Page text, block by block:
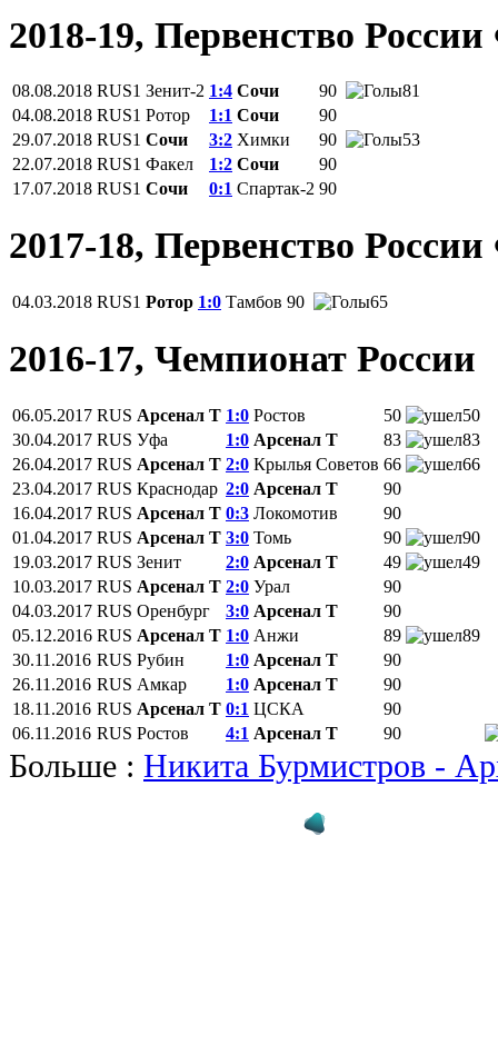
2018-19, Первенство
08.08.2018 RUS1 Зенит-2 1:4 Сочи 90
81
04.08.2018 RUS1 Ротор 1:1 Сочи
90
29.07.2018 RUS1 Сочи 3:2 Химки 90
53
22.07.2018 RUS1 Факел 1:2 Сочи
90
17.07.2018 RUS1 Сочи 0:1 Спартак-2 90
2017-18, Первенство
04.03.2018 RUS1 Ротор 1:0 Тамбов 90 65
2016-17, Чемпионат России
06.05.2017 RUS Арсенал Т 1:0 Ростов 50
50
30.04.2017 RUS Уфа 1:0 Арсенал Т 83
83
26.04.2017 RUS Арсенал Т 2:0 Крылья Советов 66
66
23.04.2017 RUS Краснодар 2:0 Арсенал Т
90
16.04.2017 RUS Арсенал Т 0:3 Локомотив
90
01.04.2017 RUS Арсенал Т 3:0 Томь 90
90
19.03.2017 RUS Зенит 2:0 Арсенал Т 49
49
10.03.2017 RUS Арсенал Т 2:0 Урал
90
04.03.2017 RUS Оренбург 3:0 Арсенал Т
90
05.12.2016 RUS Арсенал Т 1:0 Анжи 89
89
30.11.2016 RUS Рубин 1:0 Арсенал Т
90
26.11.2016 RUS Амкар 1:0 Арсенал Т
90
18.11.2016 RUS Арсенал Т 0:1 ЦСКА
90
06.11.2016 RUS Ростов 4:1 Арсенал Т 90
Больше : Никита Бурмистров -